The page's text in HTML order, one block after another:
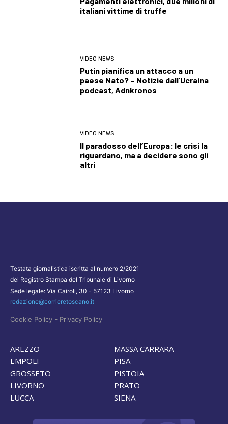
italiani vittime di truffe
VIDEO NEWS
Putin pianifica un attacco a un
paese Nato? – Notizie dall’Ucraina
podcast, Adnkronos
VIDEO NEWS
Il paradosso dell’Europa: le crisi la
riguardano, ma a decidere sono gli
altri
Testata giornalistica iscritta al numero 2/2021
del Registro Stampa del Tribunale di Livorno
Sede legale: Via Cairoli, 30 - 57123 Livorno
redazione@corrieretoscano.it
Cookie Policy - Privacy Policy
AREZZO
EMPOLI
GROSSETO
LIVORNO
LUCCA
MASSA CARRARA
PISA
PISTOIA
PRATO
SIENA